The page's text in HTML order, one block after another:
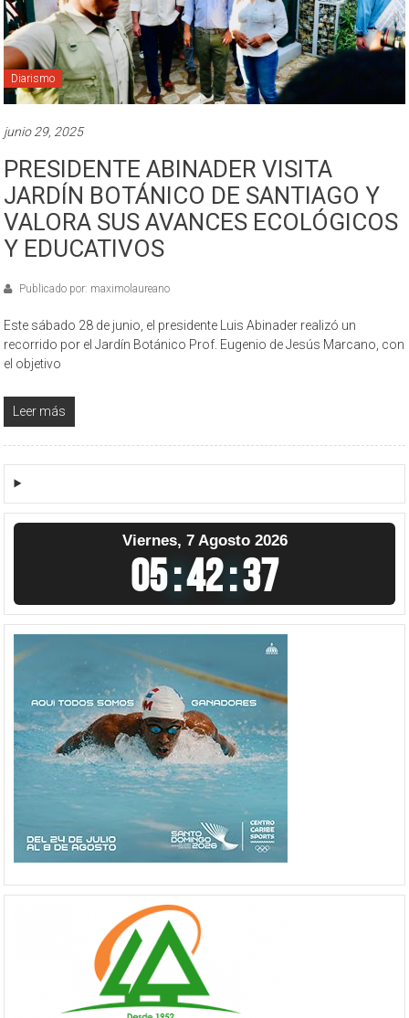
Diarismo
junio 29, 2025
PRESIDENTE ABINADER VISITA
JARDÍN BOTÁNICO DE SANTIAGO Y
VALORA SUS AVANCES ECOLÓGICOS
Y EDUCATIVOS
Publicado por: maximolaureano
Este sábado 28 de junio, el presidente Luis Abinader realizó un
recorrido por el Jardín Botánico Prof. Eugenio de Jesús Marcano, con
el objetivo
Leer más
Viernes, 7 Agosto 2026
05:42:38